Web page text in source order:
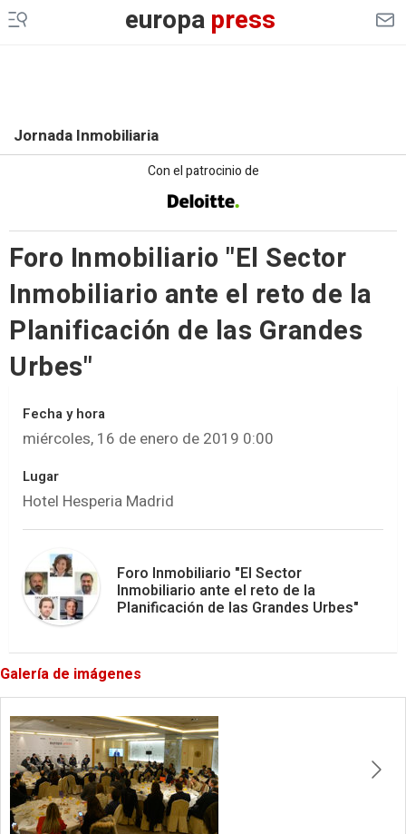
europapress
Jornada Inmobiliaria
Con el patrocinio de
Foro Inmobiliario "El Sector
Inmobiliario ante el reto de la
Planificación de las Grandes
Urbes"
Fecha y hora
miércoles, 16 de enero de 2019 0:00
Lugar
Hotel Hesperia Madrid
Foro Inmobiliario "El Sector
Inmobiliario ante el reto de la
Planificación de las Grandes Urbes"
Galería de imágenes